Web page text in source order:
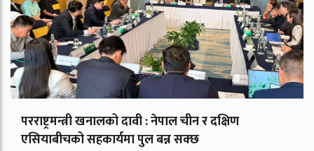
परराष्ट्रमन्त्री खनालको दावी : नेपाल चीन र दक्षिण
एसियाबीचको सहकार्यमा पुल बन्न सक्छ